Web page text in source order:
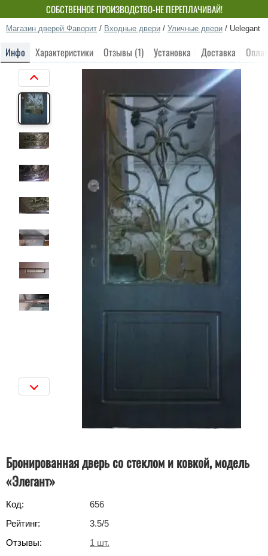
СОБСТВЕННОЕ ПРОИЗВОДСТВО-НЕ ПЕРЕПЛАЧИВАЙ!
Магазин дверей Фаворит / Входные двери / Уличные двери / Uelegant
Инфо Характеристики Отзывы (1) Установка Доставка
Бронированная дверь со стеклом и ковкой, модель
«Элегант»
Код:
656
Рейтинг:
3.5/5
Отзывы:
1 шт.